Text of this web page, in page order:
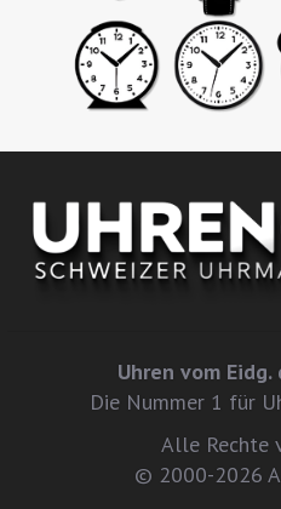
Uhren vom
Die Nummer 1 für
Alle Rechte
© 2000-2026